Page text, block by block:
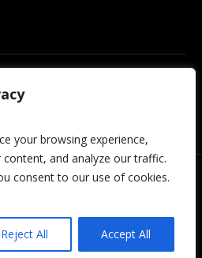
your browsing experience,
and analyze our traffic.
consent to our use of cookies.
Reject All Accept All
/ © 2023 Cineding Leipzig